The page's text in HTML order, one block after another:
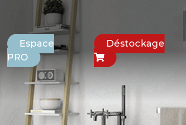
Espace
PRO
Déstockage